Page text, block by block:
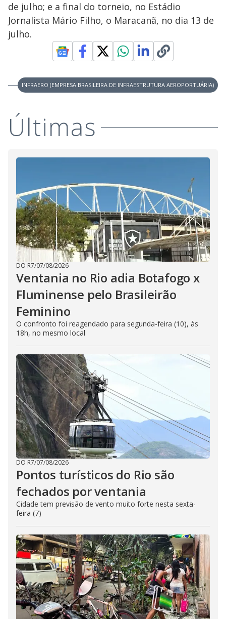
de julho; e a final do torneio, no Estádio
Jornalista Mário Filho, o Maracanã, no dia 13 de
julho.
INFRAERO (EMPRESA BRASILEIRA DE INFRAESTRUTURA AEROPORTUÁRIA)
Últimas
DO R7/07/08/2026
Ventania no Rio adia Botafogo x
Fluminense pelo Brasileirão
Feminino
O confronto foi reagendado para segunda-feira (10), às
18h, no mesmo local
DO R7/07/08/2026
Pontos turísticos do Rio são
fechados por ventania
Cidade tem previsão de vento muito forte nesta sexta-
feira (7)